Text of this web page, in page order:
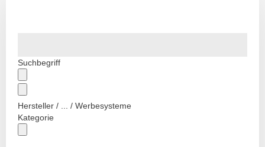
Suchbegriff
Hersteller / ... / Werbesysteme
Kategorie